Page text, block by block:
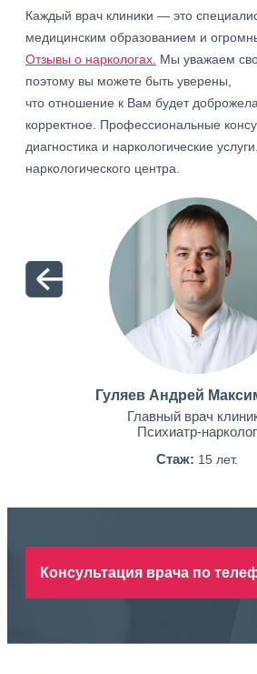
Каждый врач клиники — это
медицинским образованием и
Отзывы о наркологах. Мы уважаем
поэтому вы можете быть уверены,
что отношение к Вам будет
корректное. Профессиональные
диагностика и наркологические
наркологического центра.
Гуляев Андрей
Главный врач
Психиатр-нарколог
Стаж: 15 лет.
Консультация врача по